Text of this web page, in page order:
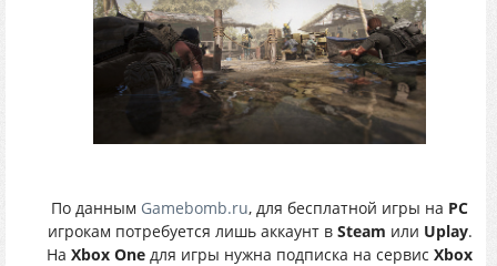
По данным Gamebomb.ru, для бесплатной игры на PC
игрокам потребуется лишь аккаунт в Steam или Uplay.
На Xbox One для игры нужна подписка на сервис Xbox